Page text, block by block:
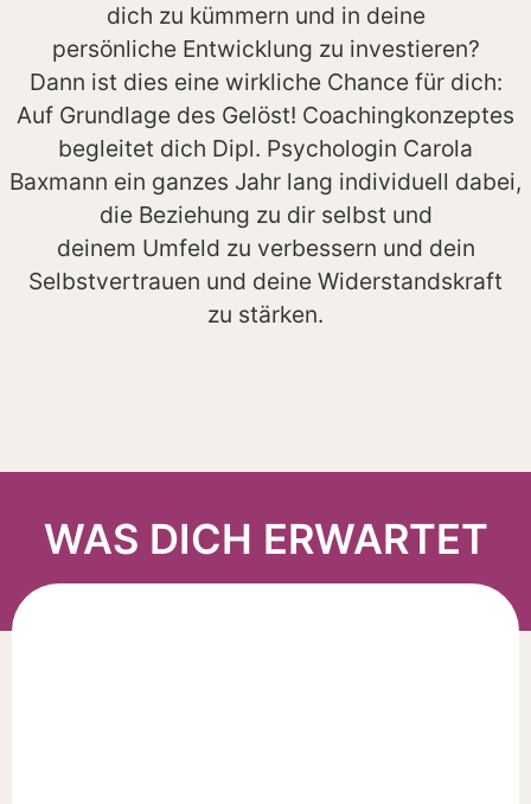
dich zu kümmern und in deine
persönliche Entwicklung zu investieren?
Dann ist dies eine wirkliche Chance für dich:
Auf Grundlage des Gelöst! Coachingkonzeptes
begleitet dich Dipl. Psychologin Carola
Baxmann ein ganzes Jahr lang individuell dabei,
die Beziehung zu dir selbst und
deinem Umfeld zu verbessern und dein
Selbstvertrauen und deine Widerstandskraft
zu stärken.
WAS DICH ERWARTET